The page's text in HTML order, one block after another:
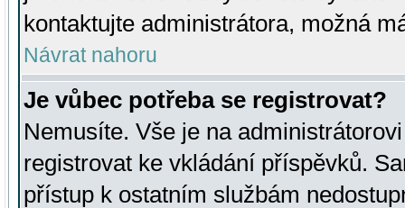
kontaktujte administrátora, možná
Návrat nahoru
Je vůbec potřeba se registrovat?
Nemusíte. Vše je na
registrovat ke vkládání příspěvků.
přístup k ostatním službám